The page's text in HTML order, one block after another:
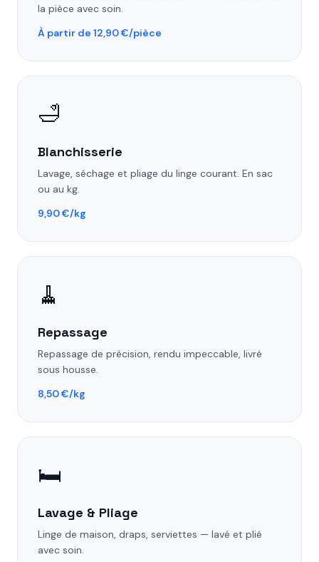
la pièce avec soin.
À partir de 12,90 €/pièce
🛁
Blanchisserie
Lavage, séchage et pliage du linge courant. En sac
ou au kg.
9,90 €/kg
🧹
Repassage
Repassage de précision, rendu impeccable, livré
sous housse.
8,50 €/kg
🛏️
Lavage & Pliage
Linge de maison, draps, serviettes — lavé et plié
avec soin.